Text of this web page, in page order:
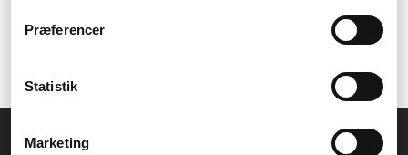
Præferencer
Statistik
Marketing
Allmänna frågor: